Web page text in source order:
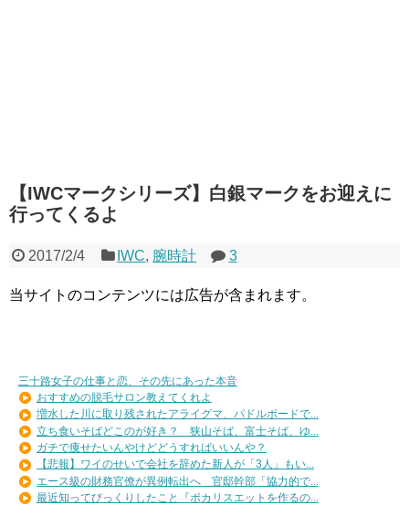
【IWCマークシリーズ】白銀マークをお迎えに
行ってくるよ
2017/2/4 IWC, 腕時計 3
当サイトのコンテンツには広告が含まれます。
三十路女子の仕事と恋、その先にあった本音
おすすめの脱毛サロン教えてくれよ
増水した川に取り残されたアライグマ、パドルボードで...
立ち食いそばどこのが好き？ 狭山そば、富士そば、ゆ...
ガチで痩せたいんやけどどうすればいいんや？
【悲報】ワイのせいで会社を辞めた新人が「3人」もい...
エース級の財務官僚が異例転出へ 官邸幹部「協力的で...
最近知ってびっくりしたこと『ポカリスエットを作るの...